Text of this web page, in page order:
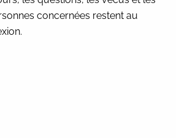
concernées restent au